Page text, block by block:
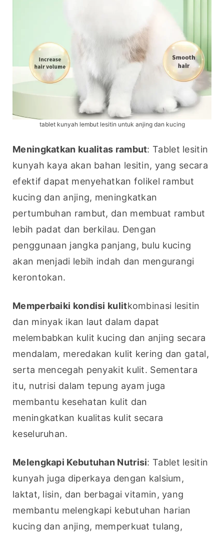
tablet kunyah lembut lesitin untuk anjing dan kucing
Meningkatkan kualitas rambut: Tablet lesitin
kunyah kaya akan bahan lesitin, yang secara
efektif dapat menyehatkan folikel rambut
kucing dan anjing, meningkatkan
pertumbuhan rambut, dan membuat rambut
lebih padat dan berkilau. Dengan
penggunaan jangka panjang, bulu kucing
akan menjadi lebih indah dan mengurangi
kerontokan.
Memperbaiki kondisi kulitkombinasi lesitin
dan minyak ikan laut dalam dapat
melembabkan kulit kucing dan anjing secara
mendalam, meredakan kulit kering dan gatal,
serta mencegah penyakit kulit. Sementara
itu, nutrisi dalam tepung ayam juga
membantu kesehatan kulit dan
meningkatkan kualitas kulit secara
keseluruhan.
Melengkapi Kebutuhan Nutrisi: Tablet lesitin
kunyah juga diperkaya dengan kalsium,
laktat, lisin, dan berbagai vitamin, yang
membantu melengkapi kebutuhan harian
kucing dan anjing, memperkuat tulang,